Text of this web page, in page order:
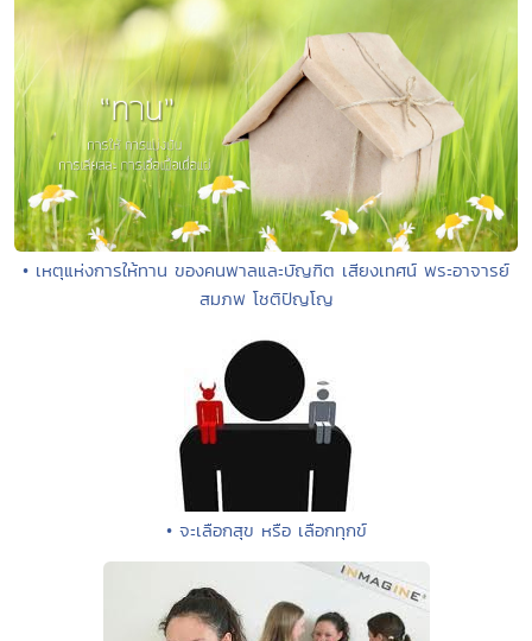
• เหตุแห่งการให้ทาน ของคนพาลและบัญฑิต เสียงเทศน์ พระอาจารย์
สมภพ โชติปัญโญ
• จะเลือกสุข หรือ เลือกทุกข์